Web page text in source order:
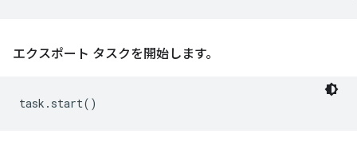
エクスポート タスクを開始します。
task . start()